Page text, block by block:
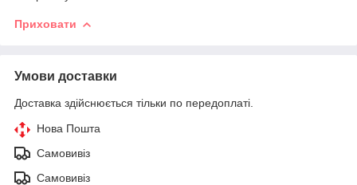
Приховати
Умови доставки
Доставка здійснюється тільки по передоплаті.
Нова Пошта
Самовивіз
Самовивіз